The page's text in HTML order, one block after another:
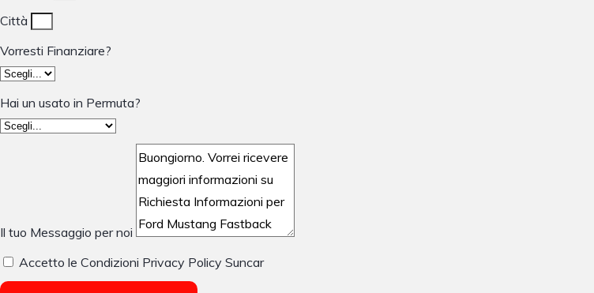
Città
Vorresti Finanziare?
Hai un usato in Permuta?
Il tuo Messaggio per noi
Accetto le Condizioni Privacy Policy Suncar